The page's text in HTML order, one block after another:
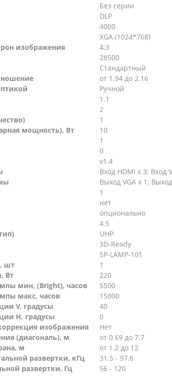
Без серии
DLP
4000
XGA (1024*768)
изображения
4:3
28500
Стандартный
от 1.94 до 2.16
Ручной
1.1
2
1
мощность), Вт
10
1
0
v1.4
Вход HDMI х 3; Вход
Выход VGA х 1;
1
нет
опционально
4.5
UHP
3D-Ready
SP-LAMP-101
шт
1
Вт
220
мин, (Bright), часов
5500
макс, часов
15000
V, градусы
40
H, градусы
0
изображения
Нет
(диагональ), м
от 0.69 до 7.7
м
от 1.2 до 12
развертки, кГц
31.5 - 97.6
развертки, Гц
56 - 120